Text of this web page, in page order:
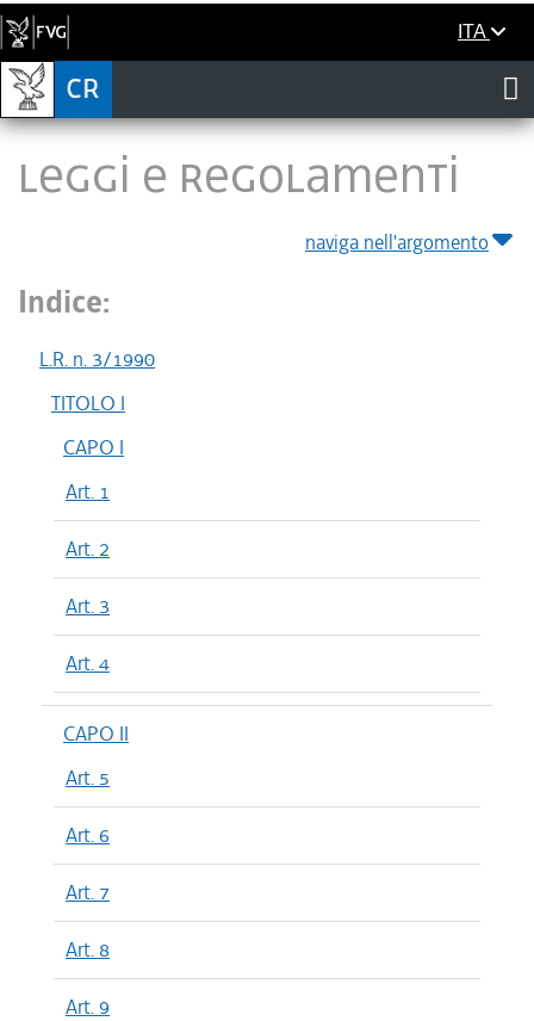
ITA
LEGGI E REGOLAMENTI
naviga nell'argomento
Indice:
L.R. n. 3/1990
TITOLO I
CAPO I
Art. 1
Art. 2
Art. 3
Art. 4
CAPO II
Art. 5
Art. 6
Art. 7
Art. 8
Art. 9